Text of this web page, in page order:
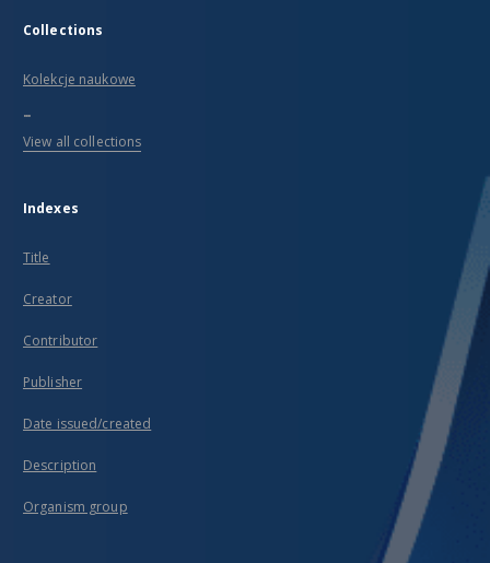
Collections
Kolekcje naukowe
...
View all collections
Indexes
Title
Creator
Contributor
Publisher
Date issued/created
Description
Organism group